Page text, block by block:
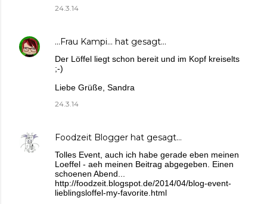
24.3.14
...Frau Kampi... hat gesagt…
Der Löffel liegt schon bereit und im Kopf kreiselts
;-)
Liebe Grüße, Sandra
24.3.14
Foodzeit Blogger hat gesagt…
Tolles Event, auch ich habe gerade eben meinen
Loeffel - aeh meinen Beitrag abgegeben. Einen
schoenen Abend...
http://foodzeit.blogspot.de/2014/04/blog-event-
lieblingsloffel-my-favorite.html